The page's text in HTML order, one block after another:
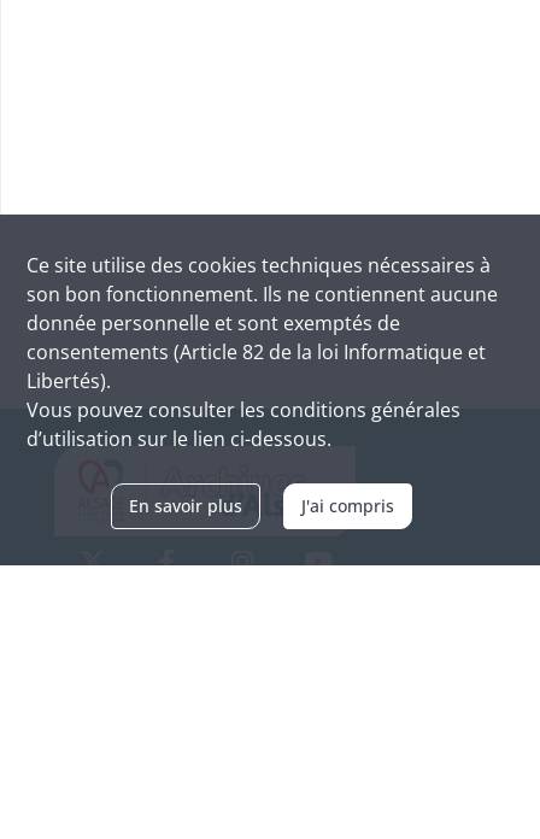
Ce site utilise des cookies techniques nécessaires à
son bon fonctionnement. Ils ne contiennent aucune
donnée personnelle et sont exemptés de
consentements (Article 82 de la loi Informatique et
Libertés).
Vous pouvez consulter les conditions générales
d’utilisation sur le lien ci-dessous.
En savoir plus J'ai compris